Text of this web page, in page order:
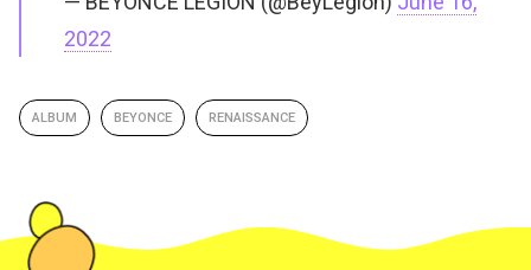
2022
ALBUM BEYONCE RENAISSANCE